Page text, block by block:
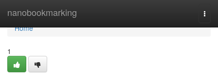
nanobookmarking
Home
Home
1